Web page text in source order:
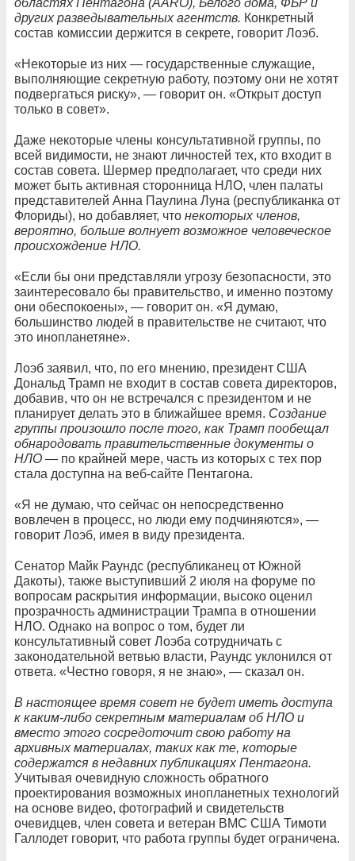
других разведывательных агентств. Конкретный
состав комиссии держится в секрете, говорит Лоэб.
«Некоторые из них — государственные служащие,
выполняющие секретную работу, поэтому они не хотят
подвергаться риску», — говорит он. «Открыт доступ
только в совет».
Даже некоторые члены консультативной группы, по
всей видимости, не знают личностей тех, кто входит в
состав совета. Шермер предполагает, что среди них
может быть активная сторонница НЛО, член палаты
представителей Анна Паулина Луна (республиканка от
Флориды), но добавляет, что некоторых членов,
вероятно, больше волнует возможное человеческое
происхождение НЛО.
«Если бы они представляли угрозу безопасности, это
заинтересовало бы правительство, и именно поэтому
они обеспокоены», — говорит он. «Я думаю,
большинство людей в правительстве не считают, что
это инопланетяне».
Лоэб заявил, что, по его мнению, президент США
Дональд Трамп не входит в состав совета директоров,
добавив, что он не встречался с президентом и не
планирует делать это в ближайшее время. Создание
группы произошло после того, как Трамп пообещал
обнародовать правительственные документы о
НЛО — по крайней мере, часть из которых с тех пор
стала доступна на веб-сайте Пентагона.
«Я не думаю, что сейчас он непосредственно
вовлечен в процесс, но люди ему подчиняются», —
говорит Лоэб, имея в виду президента.
Сенатор Майк Раундс (республиканец от Южной
Дакоты), также выступивший 2 июля на форуме по
вопросам раскрытия информации, высоко оценил
прозрачность администрации Трампа в отношении
НЛО. Однако на вопрос о том, будет ли
консультативный совет Лоэба сотрудничать с
законодательной ветвью власти, Раундс уклонился от
ответа. «Честно говоря, я не знаю», — сказал он.
В настоящее время совет не будет иметь доступа
к каким-либо секретным материалам об НЛО и
вместо этого сосредоточит свою работу на
архивных материалах, таких как те, которые
содержатся в недавних публикациях Пентагона.
Учитывая очевидную сложность обратного
проектирования возможных инопланетных технологий
на основе видео, фотографий и свидетельств
очевидцев, член совета и ветеран ВМС США Тимоти
Галлодет говорит, что работа группы будет ограничена.